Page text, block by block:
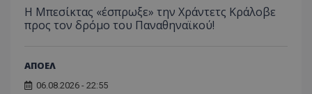
Η Μπεσίκτας «έσπρωξε» την Χράντετς Κράλοβε
προς τον δρόμο του Παναθηναϊκού!
ΑΠΟΕΛ
06.08.2026 - 22:55